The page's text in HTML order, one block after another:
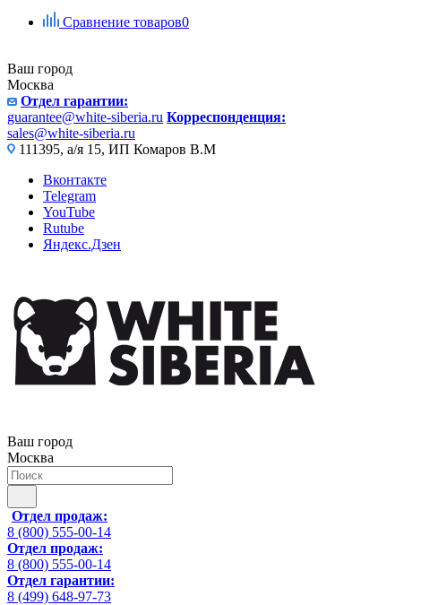
Сравнение товаров0
Ваш город
Москва
Отдел гарантии:
guarantee@white-siberia.ru Корреспонденция:
sales@white-siberia.ru
111395, а/я 15, ИП Комаров В.М
Вконтакте
Telegram
YouTube
Rutube
Яндекс.Дзен
Ваш город
Москва
Отдел продаж:
8 (800) 555-00-14
Отдел продаж:
8 (800) 555-00-14
Отдел гарантии:
8 (499) 648-97-73